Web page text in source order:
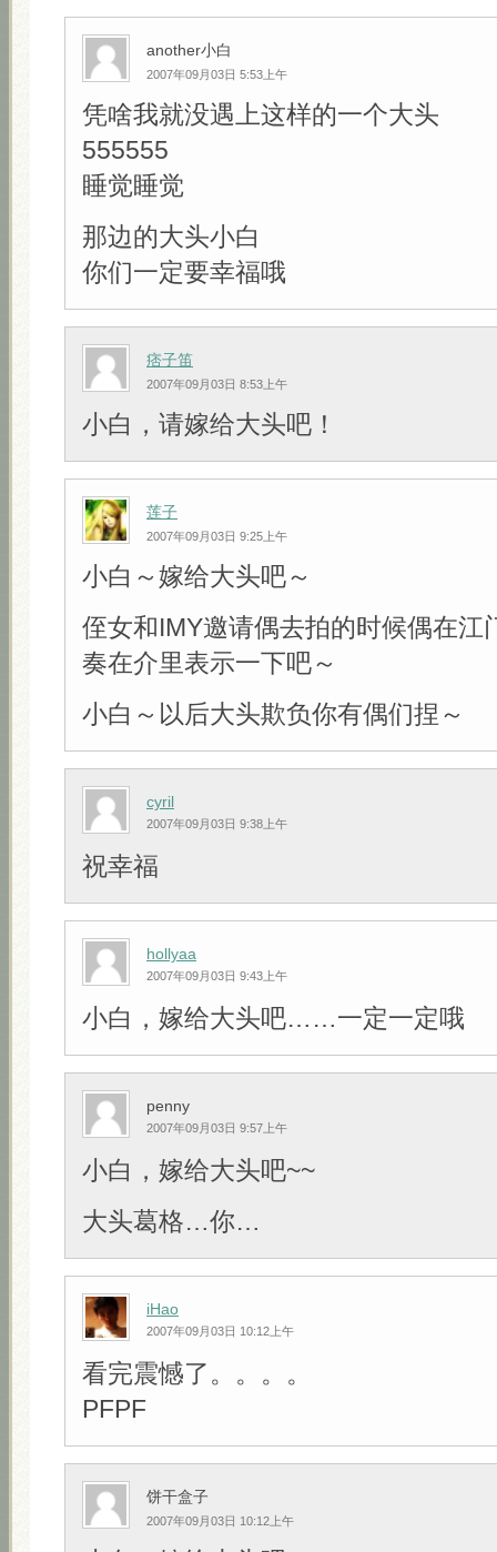
another小白
2007年09月03日 5:53上午
凭啥我就没遇上这样的一个大头
555555
睡觉睡觉
那边的大头小白
你们一定要幸福哦
痞子笛
2007年09月03日 8:53上午
小白，请嫁给大头吧！
莲子
2007年09月03日 9:25上午
小白～嫁给大头吧～
侄女和IMY邀请偶去拍的时候偶在江
奏在介里表示一下吧～
小白～以后大头欺负你有偶们捏～
cyril
2007年09月03日 9:38上午
祝幸福
hollyaa
2007年09月03日 9:43上午
小白，嫁给大头吧……一定一定哦
penny
2007年09月03日 9:57上午
小白，嫁给大头吧~~
大头葛格…你…
iHao
2007年09月03日 10:12上午
看完震憾了。。。。
PFPF
饼干盒子
2007年09月03日 10:12上午